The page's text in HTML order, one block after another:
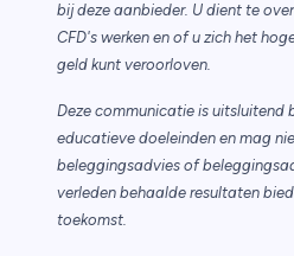
bij deze aanbieder. U dient te
CFD's werken en of u zich het
geld kunt veroorloven.
Deze communicatie is uitsluitend
educatieve doeleinden en mag
beleggingsadvies of
verleden behaalde resultaten
toekomst.